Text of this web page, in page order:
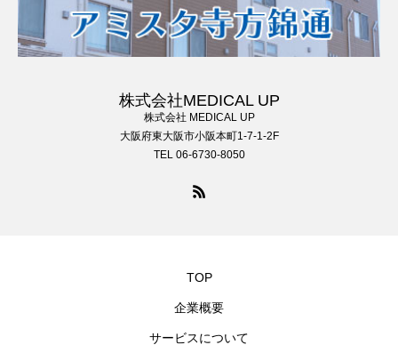
株式会社MEDICAL UP
株式会社 MEDICAL UP
大阪府東大阪市小阪本町1-7-1-2F
TEL 06-6730-8050
TOP
企業概要
サービスについて